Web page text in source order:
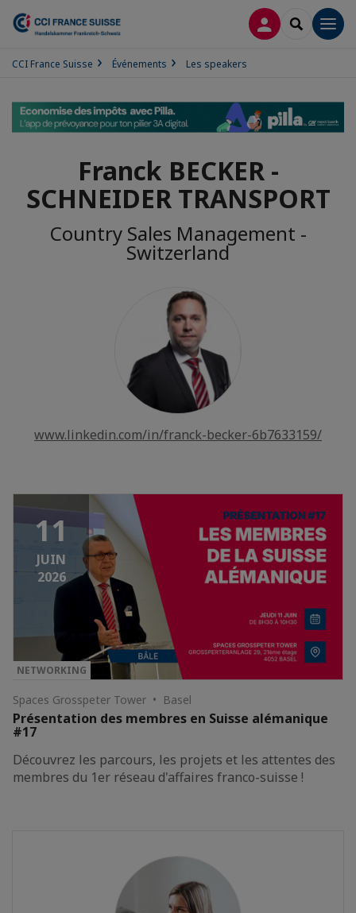
CONNEXION
CCI France Suisse Événements Les speakers
Franck BECKER -
SCHNEIDER TRANSPORT
Country Sales Management -
Switzerland
www.linkedin.com/in/franck-becker-6b7633159/
11
JUIN
2026
NETWORKING
Spaces Grosspeter Tower • Basel
Présentation des membres en Suisse alémanique
#17
Découvrez les parcours, les projets et les attentes des
membres du 1er réseau d'affaires franco-suisse !